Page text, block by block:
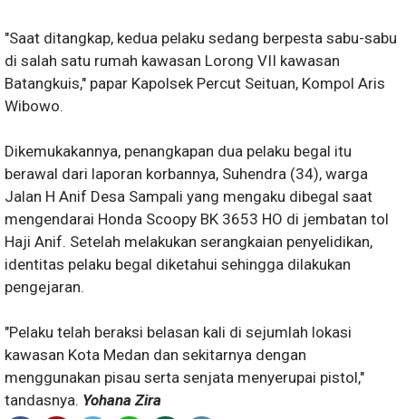
"Saat ditangkap, kedua pelaku sedang berpesta sabu-sabu
di salah satu rumah kawasan Lorong VII kawasan
Batangkuis," papar Kapolsek Percut Seituan, Kompol Aris
Wibowo.
Dikemukakannya, penangkapan dua pelaku begal itu
berawal dari laporan korbannya, Suhendra (34), warga
Jalan H Anif Desa Sampali yang mengaku dibegal saat
mengendarai Honda Scoopy BK 3653 HO di jembatan tol
Haji Anif. Setelah melakukan serangkaian penyelidikan,
identitas pelaku begal diketahui sehingga dilakukan
pengejaran.
"Pelaku telah beraksi belasan kali di sejumlah lokasi
kawasan Kota Medan dan sekitarnya dengan
menggunakan pisau serta senjata menyerupai pistol,"
tandasnya. Yohana Zira